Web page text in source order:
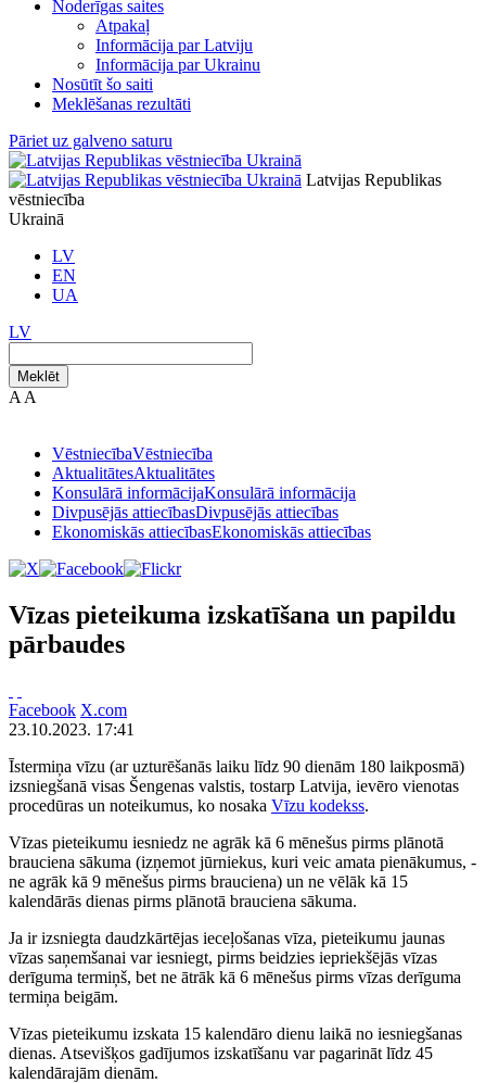
Noderīgas saites
Atpakaļ
Informācija par Latviju
Informācija par Ukrainu
Nosūtīt šo saiti
Meklēšanas rezultāti
Pāriet uz galveno saturu
Latvijas Republikas
vēstniecība
Ukrainā
LV
EN
UA
LV
Meklēt
A A
VēstniecībaVēstniecība
AktualitātesAktualitātes
Konsulārā informācijaKonsulārā informācija
Divpusējās attiecībasDivpusējās attiecības
Ekonomiskās attiecībasEkonomiskās attiecības
Vīzas pieteikuma izskatīšana un papildu
pārbaudes
Facebook X.com
23.10.2023. 17:41
Īstermiņa vīzu (ar uzturēšanās laiku līdz 90 dienām 180 laikposmā)
izsniegšanā visas Šengenas valstis, tostarp Latvija, ievēro vienotas
procedūras un noteikumus, ko nosaka Vīzu kodekss.
Vīzas pieteikumu iesniedz ne agrāk kā 6 mēnešus pirms plānotā
brauciena sākuma (izņemot jūrniekus, kuri veic amata pienākumus, -
ne agrāk kā 9 mēnešus pirms brauciena) un ne vēlāk kā 15
kalendārās dienas pirms plānotā brauciena sākuma.
Ja ir izsniegta daudzkārtējas ieceļošanas vīza, pieteikumu jaunas
vīzas saņemšanai var iesniegt, pirms beidzies iepriekšējās vīzas
derīguma termiņš, bet ne ātrāk kā 6 mēnešus pirms vīzas derīguma
termiņa beigām.
Vīzas pieteikumu izskata 15 kalendāro dienu laikā no iesniegšanas
dienas. Atsevišķos gadījumos izskatīšanu var pagarināt līdz 45
kalendārajām dienām.